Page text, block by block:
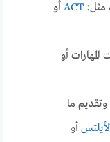
مثل:ACT أو
أو
وتقديم ما
أو